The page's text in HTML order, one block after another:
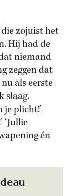
zojuist het
Hij had de
niemand
zeggen dat
als eerste
slaag.
je plicht!’
‘Jullie
én